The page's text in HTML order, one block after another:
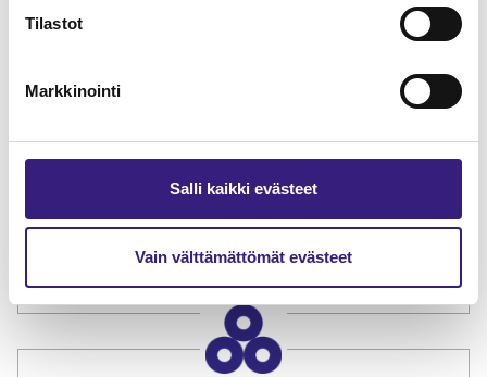
Tilastot
Markkinointi
Salli kaikki evästeet
Vain välttämättömät evästeet
Tilaa Tilisanomien
TILAA TÄSTÄ